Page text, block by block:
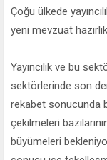
Çoğu ülkede
yeni mevzuat
Yayıncılık ve bu
sektörlerinde son
rekabet sonucunda
çekilmeleri
büyümeleri